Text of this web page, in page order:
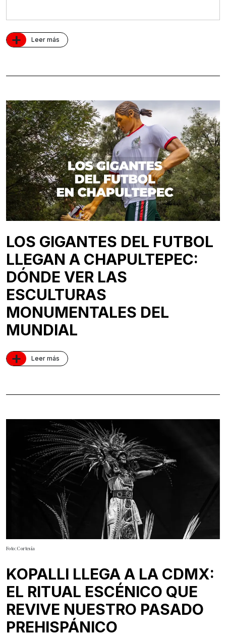
+ Leer más
LOS GIGANTES DEL FUTBOL
LLEGAN A CHAPULTEPEC:
DÓNDE VER LAS
ESCULTURAS
MONUMENTALES DEL
MUNDIAL
+ Leer más
Foto: Cortesía
KOPALLI LLEGA A LA CDMX:
EL RITUAL ESCÉNICO QUE
REVIVE NUESTRO PASADO
PREHISPÁNICO